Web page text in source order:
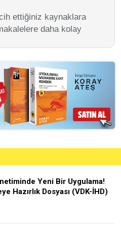
ettiğiniz kaynaklara
daha kolay
Yeni Bir Uygulama!
Hazırlık Dosyası (VDK-İHD)